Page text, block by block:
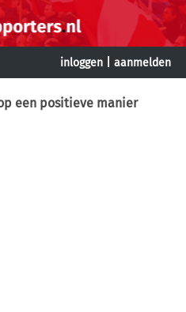
inloggen aanmelden
een positieve manier